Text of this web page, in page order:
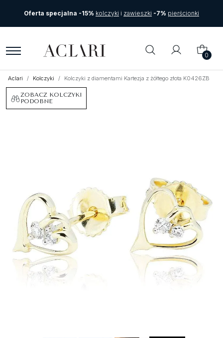
Oferta specjalna -15% kolczyki i zawieszki -7% pierścionki
0
Aclari Kolczyki Kolczyki z diamentami Kartezja z żółtego złota K0426ZB
ZOBACZ KOLCZYKI
PODOBNE